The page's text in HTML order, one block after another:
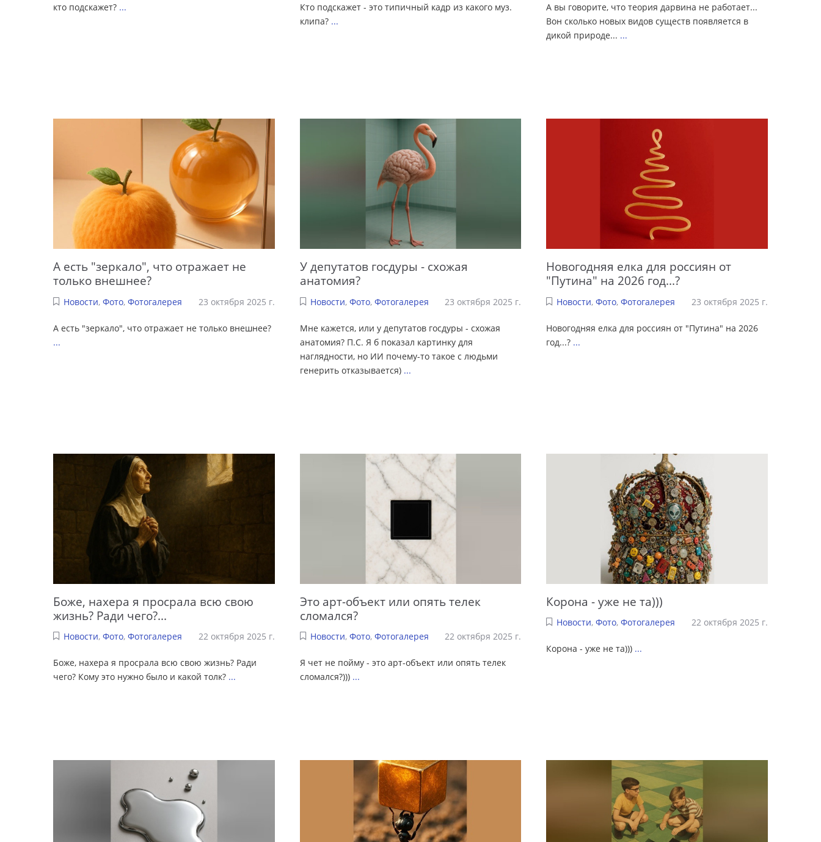
кто подскажет? ...
Кто подскажет - это типичный кадр из какого муз.
клипа? ...
А вы говорите, что теория дарвина не работает...
Вон сколько новых видов существ появляется в
дикой природе... ...
А есть "зеркало", что отражает не
только внешнее?
Новости, Фото, Фотогалерея 23 октября 2025 г.
А есть "зеркало", что отражает не только внешнее?
...
У депутатов госдуры - схожая
анатомия?
Новости, Фото, Фотогалерея 23 октября 2025 г.
Мне кажется, или у депутатов госдуры - схожая
анатомия? П.С. Я б показал картинку для
наглядности, но ИИ почему-то такое с людьми
генерить отказывается) ...
Новогодняя елка для россиян от
"Путина" на 2026 год...?
Новости,Фото,Фотогалерея 23 октября 2025 г.
Новогодняя елка для россиян от "Путина" на 2026
год...? ...
Боже, нахера я просрала всю свою
жизнь? Ради чего?...
Новости, Фото, Фотогалерея 22 октября 2025 г.
Боже, нахера я просрала всю свою жизнь? Ради
чего? Кому это нужно было и какой толк? ...
Это арт-объект или опять телек
сломался?
Новости, Фото, Фотогалерея 22 октября 2025 г.
Я чет не пойму - это арт-объект или опять телек
сломался?))) ...
Корона - уже не та)))
Новости,Фото,Фотогалерея 22 октября 2025 г.
Корона - уже не та))) ...